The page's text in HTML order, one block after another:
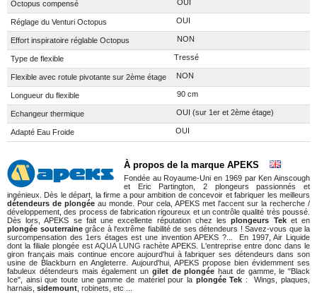
Octopus compensé OUI
Réglage du Venturi Octopus OUI
Effort inspiratoire réglable Octopus NON
Type de flexible Tressé
Flexible avec rotule pivotante sur 2ème étage NON
Longueur du flexible 90 cm
Echangeur thermique OUI (sur 1er et 2ème étage)
Adapté Eau Froide OUI
À propos de la marque APEKS
Fondée au Royaume-Uni en 1969 par Ken Ainscough
et Eric Partington, 2 plongeurs passionnés et
ingénieux. Dès le départ, la firme a pour ambition de concevoir et fabriquer les meilleurs
détendeurs de plongée au monde. Pour cela, APEKS met l'accent sur la recherche /
développement, des process de fabrication rigoureux et un contrôle qualité très poussé.
Dès lors, APEKS se fait une excellente réputation chez lesplongeurs Teket en
plongée souterrainegrâce à l'extrême fiabilité de ses détendeurs ! Savez-vous que la
surcompensation des 1ers étages est une invention APEKS ?... En 1997, Air Liquide
dont la filiale plongée est AQUA LUNG rachète APEKS. L'entreprise entre donc dans le
giron français mais continue encore aujourd'hui à fabriquer ses détendeurs dans son
usine de Blackburn en Angleterre. Aujourd'hui, APEKS propose bien évidemment ses
fabuleux détendeurs mais également un gilet de plongée haut de gamme, le "Black
Ice", ainsi que toute une gamme de matériel pour la plongée Tek : Wings, plaques,
harnais, sidemount , robinets, etc ...